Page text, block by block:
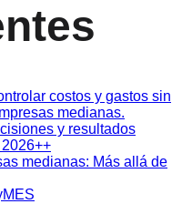
costos y gastos sin
medianas.
y resultados
medianas: Más allá de